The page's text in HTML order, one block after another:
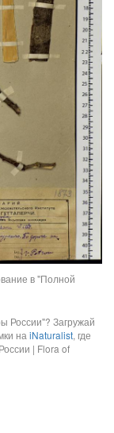
в "Полной
России"? Загружай
на iNaturalist, где
| Flora of